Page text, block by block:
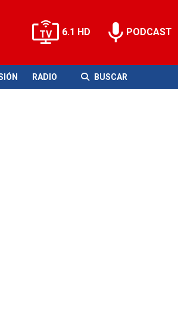
6.1 HD PODCAST
RADIO BUSCAR